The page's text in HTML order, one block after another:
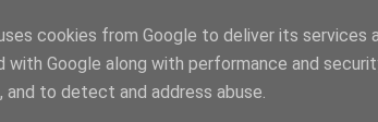
cookies from Google to deliver its services
with Google along with performance and
to detect and address abuse.